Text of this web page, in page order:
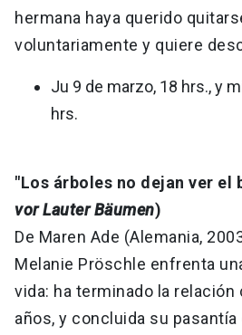
hermana haya querido
voluntariamente y quiere
Ju 9 de marzo, 18 hrs., y
hrs.
"Los árboles no dejan ver el
vor Lauter Bäumen)
De Maren Ade (Alemania,
Melanie Pröschle enfrenta
vida: ha terminado la relación
años, y concluida su